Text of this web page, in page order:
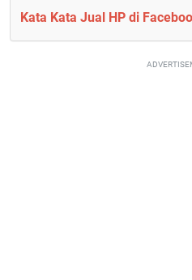
Kata Kata Jual HP di